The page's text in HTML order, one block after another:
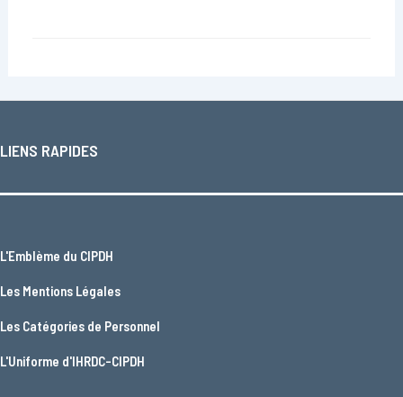
LIENS RAPIDES
L'Emblème du CIPDH
Les Mentions Légales
Les Catégories de Personnel
L'Uniforme d'IHRDC-CIPDH